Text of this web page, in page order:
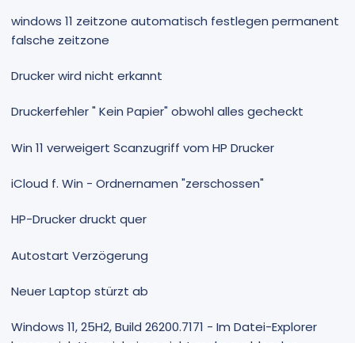
windows 11 zeitzone automatisch festlegen permanent
falsche zeitzone
Drucker wird nicht erkannt
Druckerfehler " Kein Papier" obwohl alles gecheckt
Win 11 verweigert Scanzugriff vom HP Drucker
iCloud f. Win - Ordnernamen "zerschossen"
HP-Drucker druckt quer
Autostart Verzögerung
Neuer Laptop stürzt ab
Windows 11, 25H2, Build 26200.7171 - Im Datei-Explorer